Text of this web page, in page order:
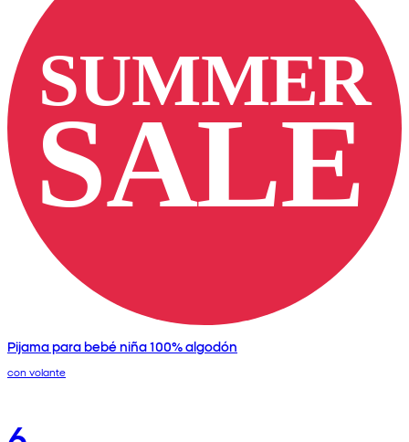
Pijama para bebé niña 100% algodón
con volante